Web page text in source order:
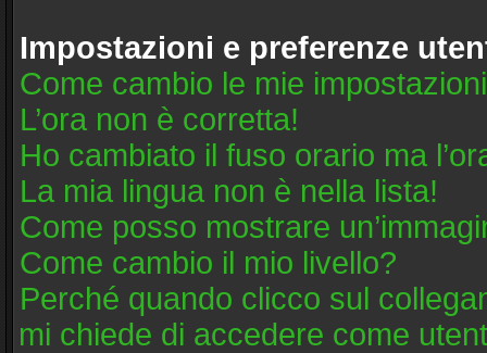
Impostazioni e preferenze
Come cambio le mie
L’ora non è corretta!
Ho cambiato il fuso orario ma
La mia lingua non è nella lista!
Come posso mostrare
Come cambio il mio livello?
Perché quando clicco sul
mi chiede di accedere come